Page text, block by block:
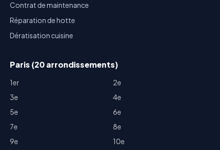
Contrat de maintenance
Réparation de hotte
Dératisation cuisine
Paris (20 arrondissements)
1er
2e
3e
4e
5e
6e
7e
8e
9e
10e